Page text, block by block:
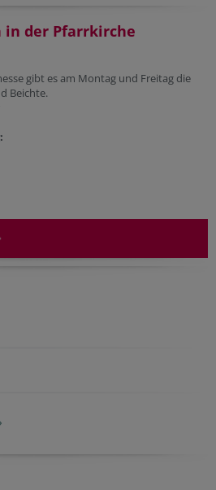
der Pfarrkirche
gibt es am Montag und Freitag die
Beichte.